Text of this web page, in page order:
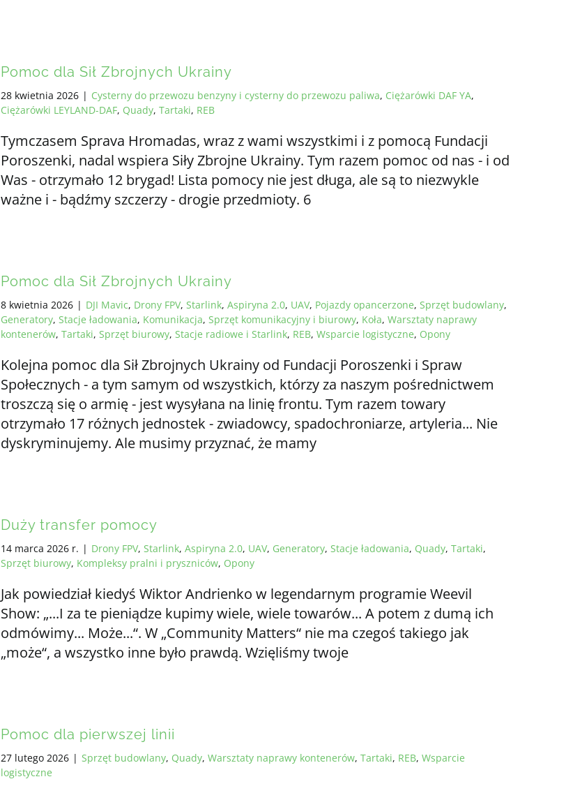
Pomoc dla Sił Zbrojnych Ukrainy
28 kwietnia 2026 | Cysterny do przewozu benzyny i cysterny do przewozu paliwa, Ciężarówki DAF YA,
Ciężarówki LEYLAND-DAF, Quady, Tartaki, REB
Tymczasem Sprava Hromadas, wraz z wami wszystkimi i z pomocą Fundacji
Poroszenki, nadal wspiera Siły Zbrojne Ukrainy. Tym razem pomoc od nas - i od
Was - otrzymało 12 brygad! Lista pomocy nie jest długa, ale są to niezwykle
ważne i - bądźmy szczerzy - drogie przedmioty. 6
Pomoc dla Sił Zbrojnych Ukrainy
8 kwietnia 2026 | DJI Mavic, Drony FPV, Starlink, Aspiryna 2.0, UAV, Pojazdy opancerzone, Sprzęt budowlany,
Generatory, Stacje ładowania, Komunikacja, Sprzęt komunikacyjny i biurowy, Koła, Warsztaty naprawy
kontenerów, Tartaki, Sprzęt biurowy, Stacje radiowe i Starlink, REB, Wsparcie logistyczne, Opony
Kolejna pomoc dla Sił Zbrojnych Ukrainy od Fundacji Poroszenki i Spraw
Społecznych - a tym samym od wszystkich, którzy za naszym pośrednictwem
troszczą się o armię - jest wysyłana na linię frontu. Tym razem towary
otrzymało 17 różnych jednostek - zwiadowcy, spadochroniarze, artyleria... Nie
dyskryminujemy. Ale musimy przyznać, że mamy
Duży transfer pomocy
14 marca 2026 r. | Drony FPV, Starlink, Aspiryna 2.0, UAV, Generatory, Stacje ładowania, Quady, Tartaki,
Sprzęt biurowy, Kompleksy pralni i pryszniców, Opony
Jak powiedział kiedyś Wiktor Andrienko w legendarnym programie Weevil
Show: „...I za te pieniądze kupimy wiele, wiele towarów... A potem z dumą ich
odmówimy... Może...“. W „Community Matters“ nie ma czegoś takiego jak
„może“, a wszystko inne było prawdą. Wzięliśmy twoje
Pomoc dla pierwszej linii
27 lutego 2026 | Sprzęt budowlany, Quady, Warsztaty naprawy kontenerów, Tartaki, REB, Wsparcie
logistyczne